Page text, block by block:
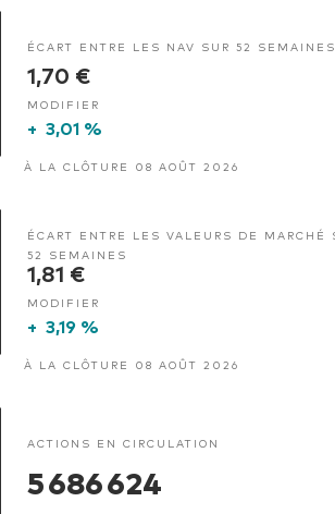
ÉCART ENTRE LES NAV SUR 52 SEMAINES
1,70 €
MODIFIER
+ 3,01 %
À LA CLÔTURE 08 AOÛT 2026
ÉCART ENTRE LES VALEURS DE MARCHÉ
52 SEMAINES
1,81 €
MODIFIER
+ 3,19 %
À LA CLÔTURE 08 AOÛT 2026
ACTIONS EN CIRCULATION
5 686 624